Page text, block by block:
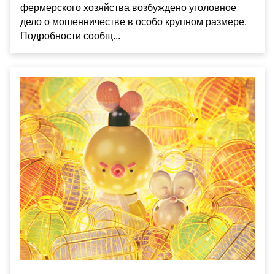
фермерского хозяйства возбуждено уголовное
дело о мошенничестве в особо крупном размере.
Подробности сообщ...